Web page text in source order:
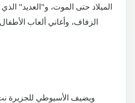
الميلاد حتى الموت، و"العديد"
الزفاف، وأغاني ألعاب
ويضيف الأسيوطي للجزيرة